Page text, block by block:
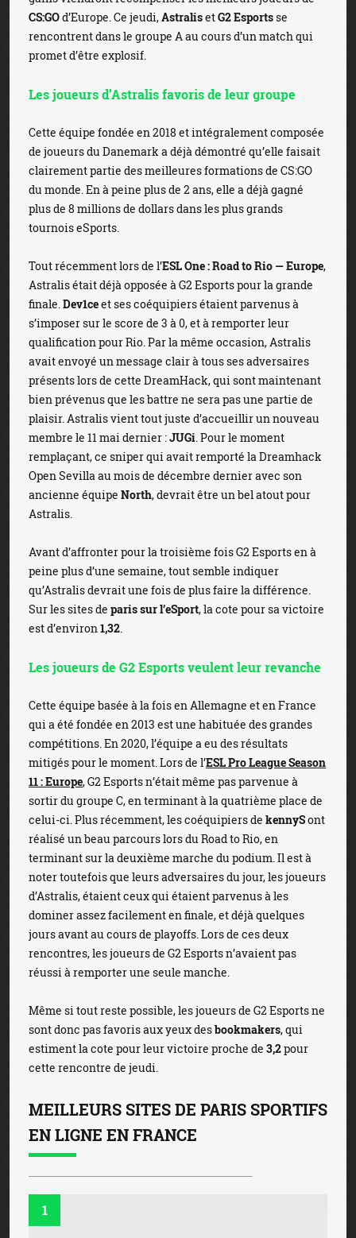
CS:GOd’Europe. Ce jeudi,AstralisetG2 Esportsse
rencontrent dans le groupe A au cours d’un match qui
promet d’être explosif.
Les joueurs d’Astralis favoris de leur groupe
Cette équipe fondée en 2018 et intégralement composée
de joueurs du Danemark a déjà démontré qu’elle faisait
clairement partie des meilleures formations de CS:GO
du monde. En à peine plus de 2 ans, elle a déjà gagné
plus de 8 millions de dollars dans les plus grands
tournois eSports.
Tout récemment lors de l’ESL One : Road to Rio — Europe,
Astralis était déjà opposée à G2 Esports pour la grande
finale.Dev1ceet ses coéquipiers étaient parvenus à
s’imposer sur le score de 3 à 0, et à remporter leur
qualification pour Rio. Par la même occasion, Astralis
avait envoyé un message clair à tous ses adversaires
présents lors de cette DreamHack, qui sont maintenant
bien prévenus que les battre ne sera pas une partie de
plaisir. Astralis vient tout juste d’accueillir un nouveau
membre le 11 mai dernier :JUGi. Pour le moment
remplaçant, ce sniper qui avait remporté la Dreamhack
Open Sevilla au mois de décembre dernier avec son
ancienne équipe North, devrait être un bel atout pour
Astralis.
Avant d’affronter pour la troisième fois G2 Esports en à
peine plus d’une semaine, tout semble indiquer
qu’Astralis devrait une fois de plus faire la différence.
Sur les sites de paris sur l’eSport, la cote pour sa victoire
est d’environ1,32.
Les joueurs de G2 Esports veulent leur revanche
Cette équipe basée à la fois en Allemagne et en France
qui a été fondée en 2013 est une habituée des grandes
compétitions. En 2020, l’équipe a eu des résultats
mitigés pour le moment. Lors de l’ESL Pro League Season
11 : Europe, G2 Esports n’était même pas parvenue à
sortir du groupe C, en terminant à la quatrième place de
celui-ci. Plus récemment, les coéquipiers de kennySont
réalisé un beau parcours lors du Road to Rio, en
terminant sur la deuxième marche du podium. Il est à
noter toutefois que leurs adversaires du jour, les joueurs
d’Astralis, étaient ceux qui étaient parvenus à les
dominer assez facilement en finale, et déjà quelques
jours avant au cours de playoffs. Lors de ces deux
rencontres, les joueurs de G2 Esports n’avaient pas
réussi à remporter une seule manche.
Même si tout reste possible, les joueurs de G2 Esports ne
sont donc pas favoris aux yeux desbookmakers, qui
estiment la cote pour leur victoire proche de 3,2pour
cette rencontre de jeudi.
MEILLEURS SITES DE PARIS SPORTIFS
EN LIGNE EN FRANCE
1